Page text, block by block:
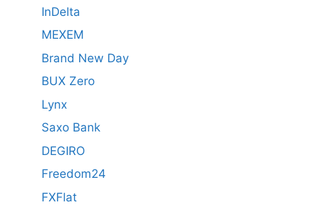
InDelta
MEXEM
Brand New Day
BUX Zero
Lynx
Saxo Bank
DEGIRO
Freedom24
FXFlat